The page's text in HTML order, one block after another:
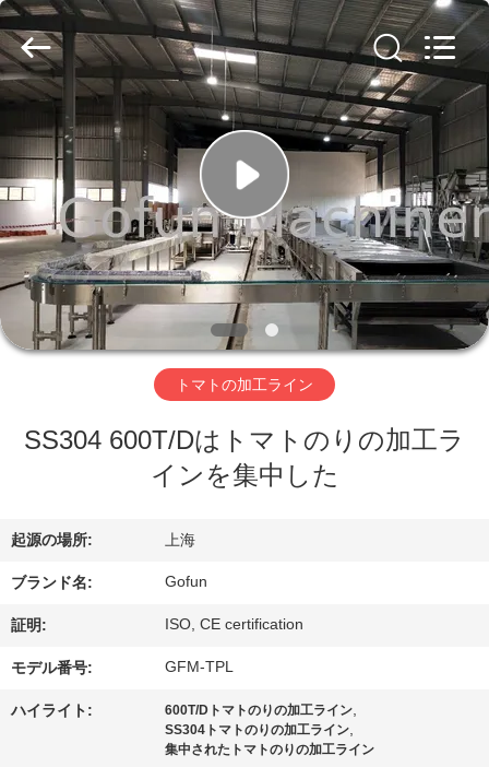
プ
ロ
ダ
ク
ビ
オ
2019
-
2026
Shanghai
Gofun
Machinery
Rights
Reserved.
トマトの加工ライン
SS304 600T/Dはトマトのりの加工ラ
インを集中した
起源の場所: 上海
ブランド名: Gofun
証明: ISO, CE certification
モデル番号: GFM-TPL
ハイライト: 600T/Dトマトのりの加工ライン,
SS304トマトのりの加工ライン,
集中されたトマトのりの加工ライン